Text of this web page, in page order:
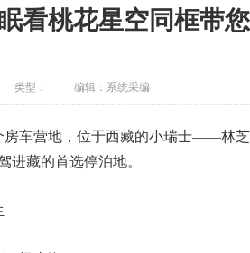
看桃花星空同框带
类型： 编辑：系统采编
房车营地，位于西藏的小瑞士——林
进藏的首选停泊地。